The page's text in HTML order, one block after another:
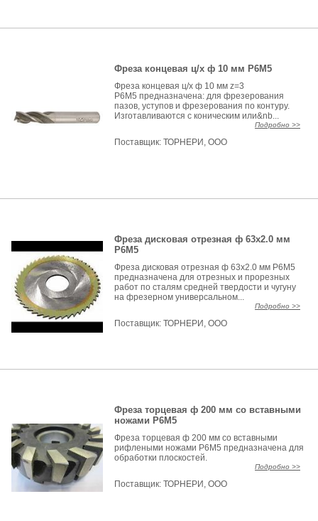
Фреза концевая ц/х ф 10 мм Р6М5
Фреза концевая ц/х ф 10 мм z=3
Р6М5 предназначена: для фрезерования
пазов, уступов и фрезерования по контуру.
Изготавливаются с коническим или&nb...
Подробно >>
Поставщик:ТОРНЕРИ, ООО
Фреза дисковая отрезная ф 63х2.0 мм
Р6М5
Фреза дисковая отрезная ф 63х2.0 мм Р6М5
предназначена для отрезных и прорезных
работ по сталям средней твердости и чугуну
на фрезерном универсальном...
Подробно >>
Поставщик:ТОРНЕРИ, ООО
Фреза торцевая ф 200 мм со вставными
ножами Р6М5
Фреза торцевая ф 200 мм со вставными
рифлеными ножами Р6М5 предназначена для
обработки плоскостей.
Подробно >>
Поставщик:ТОРНЕРИ, ООО